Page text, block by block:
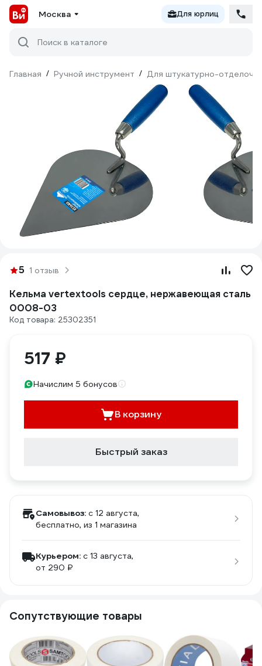
Москва Для юрлиц
Поиск в каталоге
Главная / Ручной инструмент / Для штукатурно-
5 1 отзыв
Кельма vertextools сердце, нержавеющая сталь
0008-03
Код товара: 25302351
517 ₽
Начислим 5 бонусов
В корзину
Быстрый заказ
Самовывоз: c 12 августа,
бесплатно, из 1 магазина
Курьером: c 13 августа,
от 290 ₽
Сопутствующие товары